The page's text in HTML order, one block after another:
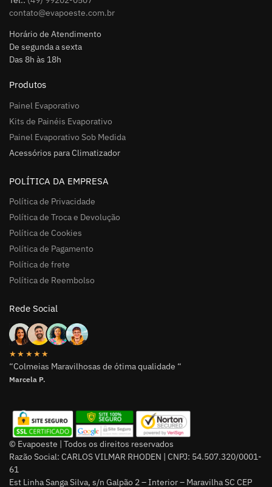
contato@evapoeste.com.br
Horário de Atendimento
De segunda a sexta
Das 8h às 18h
Produtos
Painel Evaporativo
Kits de Painéis Evaporativo
Painel Evaporativo Sob Medida
Acessórios para Climatizador
POLÍTICA DA EMPRESA
Política de Privacidade
Política de Troca e Devolução
Política de Cookies
Política de Pagamento
Política de frete
Política de Reembolso
Rede Social
★★★★★
“Colmeias Maravilhosas de ótima qualidade “
Marcela P.
© Evapoeste | Todos os direitos reservados
Razão Social: CARLOS VILMAR RHODEN | CNPJ: 54.507.320/0001-
61
Est Linha Sanga Silva, s/n Galpão 2 – Interior – Maravilha SC CEP